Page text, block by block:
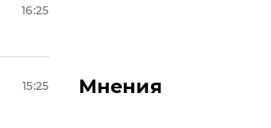
16:25
15:25 Мнения